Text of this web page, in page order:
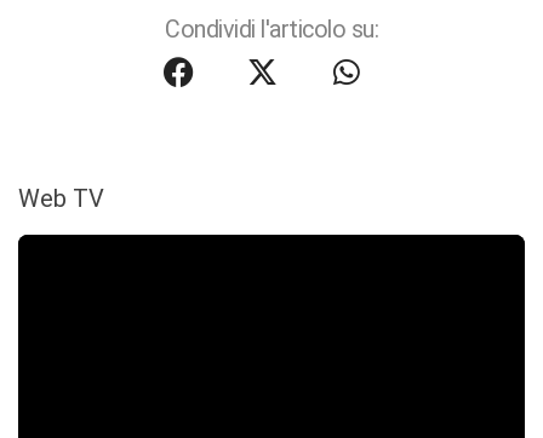
Condividi l'articolo su:
Web TV